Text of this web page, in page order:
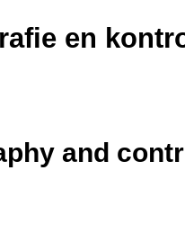
en
and